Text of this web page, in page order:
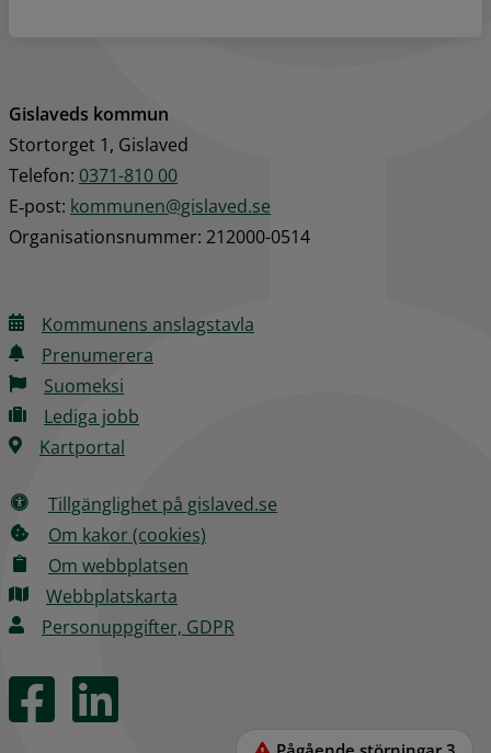
Gislaveds kommun
Stortorget 1, Gislaved
Telefon: 0371-810 00
E‑post: kommunen@gislaved.se
Organisationsnummer: 212000-0514
Kommunens anslagstavla
Prenumerera
Suomeksi
Lediga jobb
Kartportal
Tillgänglighet på gislaved.se
Om kakor (cookies)
Om webbplatsen
Webbplatskarta
Personuppgifter, GDPR